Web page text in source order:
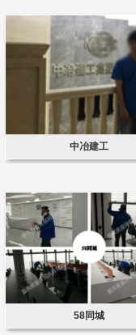
中冶建工
58同城